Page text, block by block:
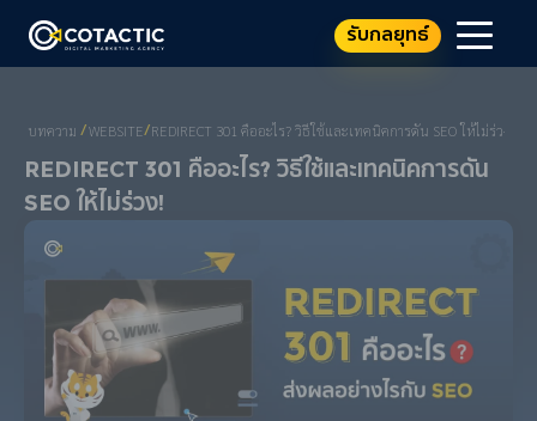
รับกลยุทธ์
บทความ / WEBSITE / REDIRECT 301 คืออะไร? วิธีใช้และเทคนิคการดัน SEO ให้ไม่ร่วง!
Redirect 301 คืออะไร? วิธีใช้และเทคนิคการดัน
SEO ให้ไม่ร่วง!